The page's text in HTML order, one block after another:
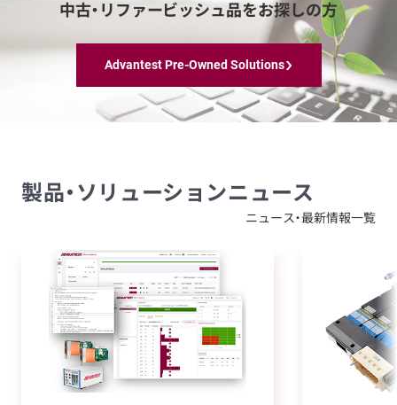
中古・リファービッシュ品をお探しの方
Advantest Pre-Owned Solutions
製品・ソリューションニュース
ニュース・最新情報一覧